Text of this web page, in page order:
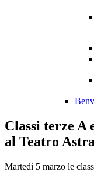
Classi terze A
al Teatro
Martedì 5 marzo le